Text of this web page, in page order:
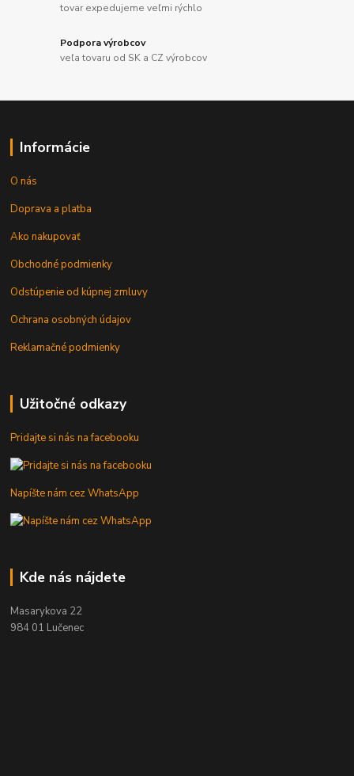
tovar expedujeme veľmi rýchlo
Podpora výrobcov
veľa tovaru od SK a CZ výrobcov
Informácie
O nás
Doprava a platba
Ako nakupovať
Obchodné podmienky
Odstúpenie od kúpnej zmluvy
Ochrana osobných údajov
Reklamačné podmienky
Užitočné odkazy
Pridajte si nás na facebooku
Napíšte nám cez WhatsApp
Kde nás nájdete
Masarykova 22
984 01 Lučenec